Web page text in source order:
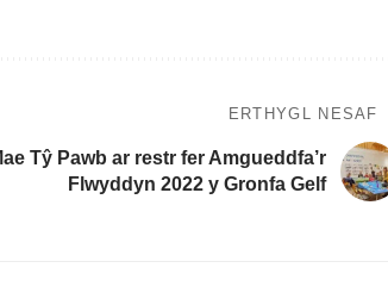
ERTHYGL NESAF
Tŷ Pawb ar restr fer Amgueddfa’r
Flwyddyn 2022 y Gronfa Gelf